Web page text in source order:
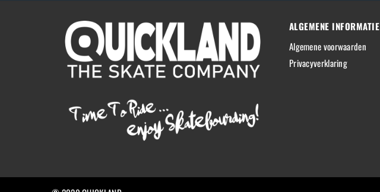
ALGEMENE INFORMATIE
Algemene voorwaarden
Privacyverklaring